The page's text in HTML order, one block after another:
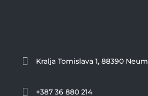
 Kralja Tomislava 1, 88390 Neum
 +387 36 880 214